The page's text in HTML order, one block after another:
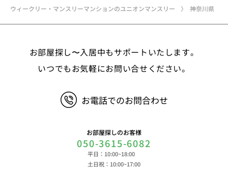
ウィークリー・マンスリーマンションのユニオンマンスリー 神奈川県
お部屋探し〜入居中もサポートいたします。
いつでもお気軽にお問い合せください。
お電話でのお問合わせ
お部屋探しのお客様
050-3615-6082
平日：10:00~18:00
土日祝：10:00~17:00